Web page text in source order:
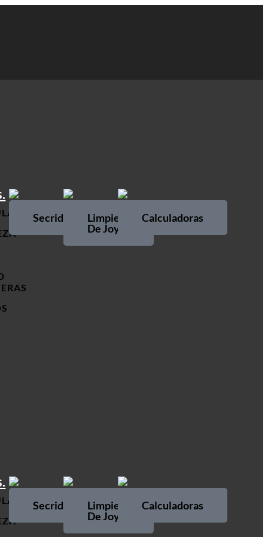
Secrid
Limpieza
De Joyas
Calculadoras
Secrid
Limpieza
De Joyas
Calculadoras